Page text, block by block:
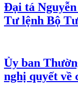
Đại tá
Tư lệnh Bộ
Ủy ban
nghị quyết về